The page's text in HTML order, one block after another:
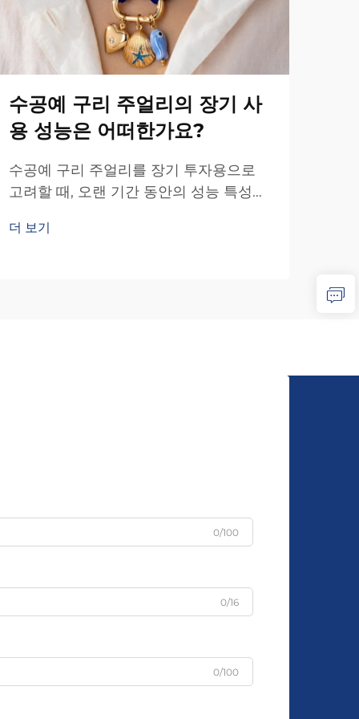
수공예 구리 주얼리의 장기 사
용 성능은 어떠한가요?
수공예 구리 주얼리를 장기 투자용으로
고려할 때, 오랜 기간 동안의 성능 특성을
는 데 매우 중요합니다. 구리는 고유한 물
더 보기
됩
0/100
0/16
0/100